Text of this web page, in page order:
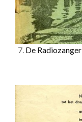
7. De Radiozanger